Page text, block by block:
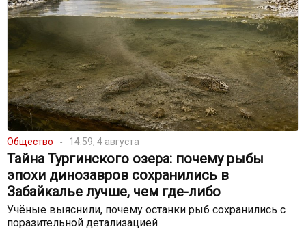
Общество 14:59, 4 августа
Тайна Тургинского озера: почему рыбы
эпохи динозавров сохранились в
Забайкалье лучше, чем где-либо
Учёные выяснили, почему останки рыб сохранились с
поразительной детализацией